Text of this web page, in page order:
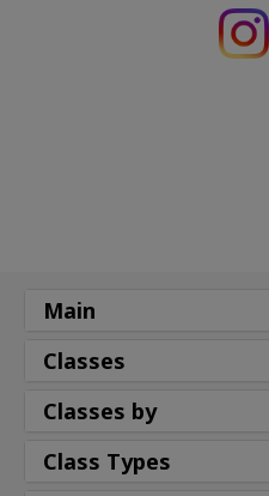
Main
Classes
Classes by
Class Types